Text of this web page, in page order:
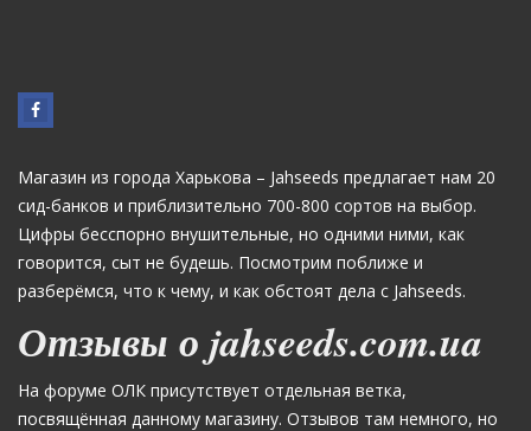
Магазин из города Харькова – Jahseeds предлагает нам 20
сид-банков и приблизительно 700-800 сортов на выбор.
Цифры бесспорно внушительные, но одними ними, как
говорится, сыт не будешь. Посмотрим поближе и
разберёмся, что к чему, и как обстоят дела с Jahseeds.
Отзывы о jahseeds.com.ua
На форуме ОЛК присутствует отдельная ветка,
посвящённая данному магазину. Отзывов там немного, но